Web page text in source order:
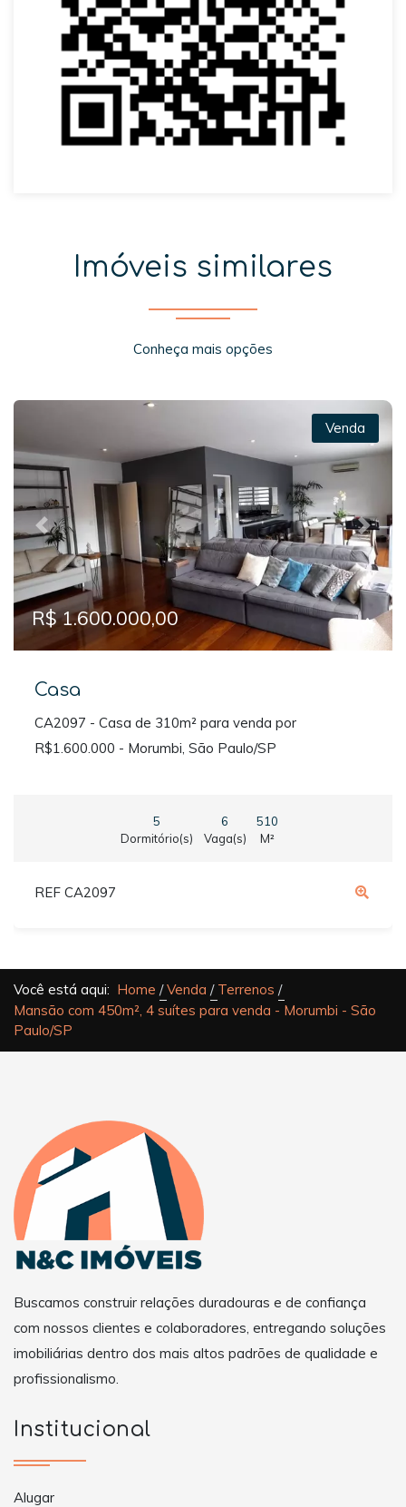
Imóveis similares
Conheça mais opções
Previous Next
Venda
R$ 1.600.000,00
Casa
CA2097 - Casa de 310m² para venda por
R$1.600.000 - Morumbi, São Paulo/SP
5
Dormitório(s)
6
Vaga(s)
510
M²
REF CA2097
Você está aqui: Home Venda
Terrenos
Mansão com 450m², 4 suítes para venda - Morumbi - São
Paulo/SP
Buscamos construir relações duradouras e de confiança
com nossos clientes e colaboradores, entregando soluções
imobiliárias dentro dos mais altos padrões de qualidade e
profissionalismo.
Institucional
Alugar